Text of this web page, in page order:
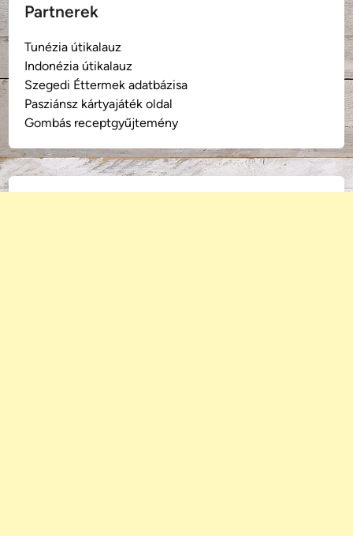
Partnerek
Tunézia útikalauz
Indonézia útikalauz
Szegedi Éttermek adatbázisa
Pasziánsz kártyajáték oldal
Gombás receptgyűjtemény